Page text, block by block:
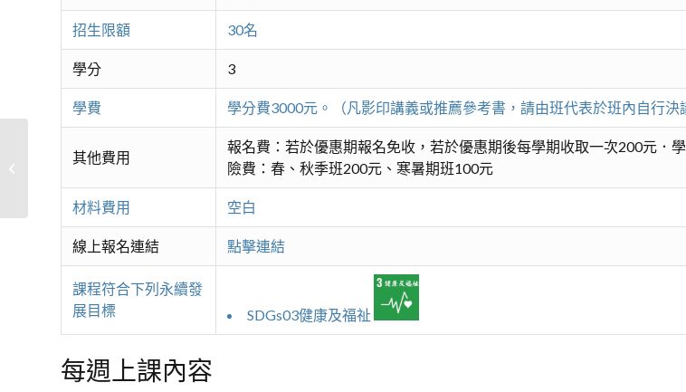
招生限額 30名
學分 3
學費 學分費3000元。（凡影印講義或推薦參考書，請由班代表於班內自行決
其他費用
報名費：若於優惠期報名免收，若於優惠期後每學期收取一次200元．
險費：春、秋季班200元、寒暑期班100元
材料費用 空白
線上報名連結 點擊連結
課程符合下列永續發
展目標
SDGs03健康及福祉
每週上課內容
重訓抗老G